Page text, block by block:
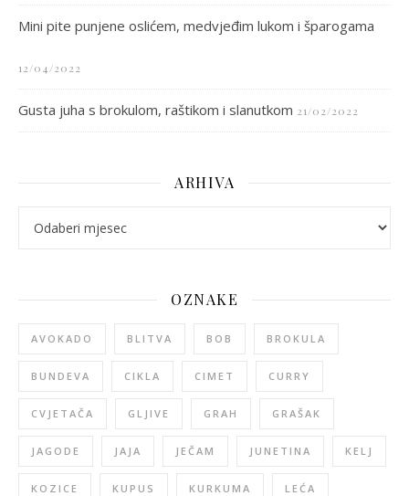
Mini pite punjene oslićem, medvjeđim lukom i šparogama
12/04/2022
Gusta juha s brokulom, raštikom i slanutkom 21/02/2022
ARHIVA
OZNAKE
AVOKADO BLITVA BOB BROKULA
BUNDEVA CIKLA CIMET CURRY
CVJETAČA GLJIVE GRAH GRAŠAK
JAGODE JAJA JEČAM JUNETINA KELJ
KOZICE KUPUS KURKUMA LEĆA